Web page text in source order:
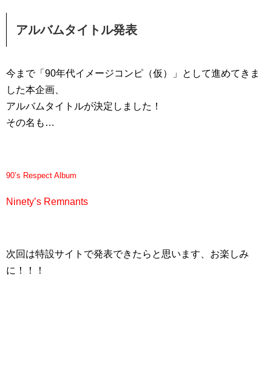
アルバムタイトル発表
今まで「90年代イメージコンピ（仮）」として進めてきま
した本企画、
アルバムタイトルが決定しました！
その名も…
90’s Respect Album
Ninety’s Remnants
次回は特設サイトで発表できたらと思います、お楽しみ
に！！！